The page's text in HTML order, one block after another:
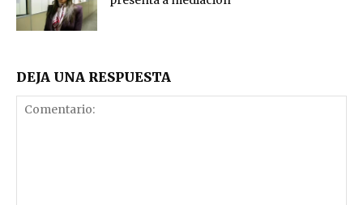
DEJA UNA RESPUESTA